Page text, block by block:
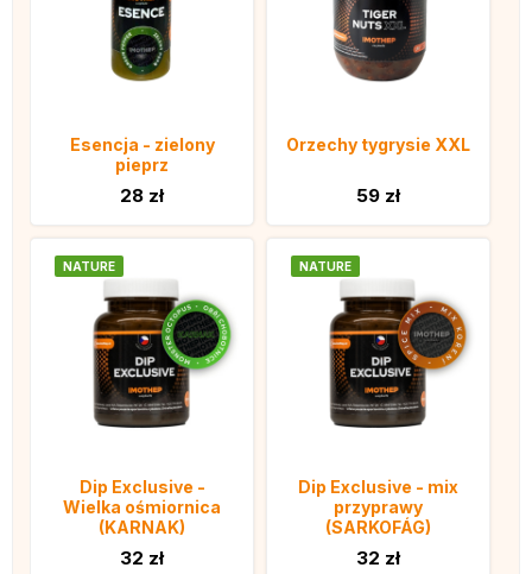
Esencja - zielony
pieprz
28 zł
Orzechy tygrysie XXL
59 zł
NATURE
Dip Exclusive -
Wielka ośmiornica
(KARNAK)
32 zł
NATURE
Dip Exclusive - mix
przyprawy
(SARKOFÁG)
32 zł